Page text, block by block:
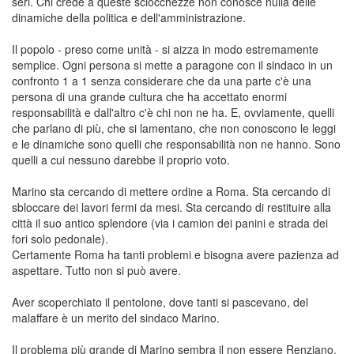
dinamiche della politica e dell'amministrazione.
Il popolo - preso come unità - si aizza in modo estremamente
semplice. Ogni persona si mette a paragone con il sindaco in un
confronto 1 a 1 senza considerare che da una parte c'è una
persona di una grande cultura che ha accettato enormi
responsabilità e dall'altro c'è chi non ne ha. E, ovviamente, quelli
che parlano di più, che si lamentano, che non conoscono le leggi
e le dinamiche sono quelli che responsabilità non ne hanno. Sono
quelli a cui nessuno darebbe il proprio voto.
Marino sta cercando di mettere ordine a Roma. Sta cercando di
sbloccare dei lavori fermi da mesi. Sta cercando di restituire alla
città il suo antico splendore (via i camion dei panini e strada dei
fori solo pedonale).
Certamente Roma ha tanti problemi e bisogna avere pazienza ad
aspettare. Tutto non si può avere.
Aver scoperchiato il pentolone, dove tanti si pascevano, del
malaffare è un merito del sindaco Marino.
Il problema più grande di Marino sembra il non essere Renziano.